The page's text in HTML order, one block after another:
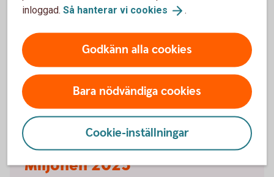
Miljonen_2025_Utdelning_samtliga.jpg
Miljonen 2025
inloggad. Så hanterar vi cookies .
Godkänn alla cookies
Bara nödvändiga cookies
Cookie-inställningar